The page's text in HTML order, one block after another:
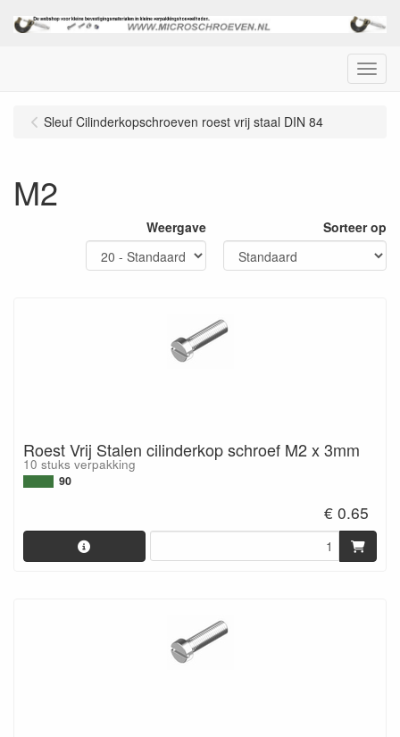
Menu
Sleuf Cilinderkopschroeven roest vrij staal DIN 84
M2
Weergave Sorteer op
Roest Vrij Stalen cilinderkop schroef M2 x 3mm
10 stuks verpakking
90
€ 0.65